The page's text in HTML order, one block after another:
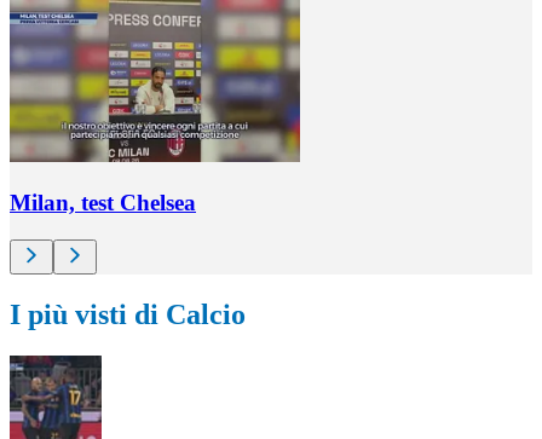
Milan, test Chelsea
I più visti di Calcio